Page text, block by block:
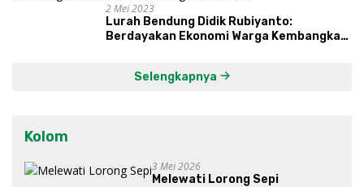
2 Mei 2023
Lurah Bendung Didik Rubiyanto:
Berdayakan Ekonomi Warga Kembangkan
Selengkapnya
Kolom
3 Mei 2026
Melewati Lorong Sepi